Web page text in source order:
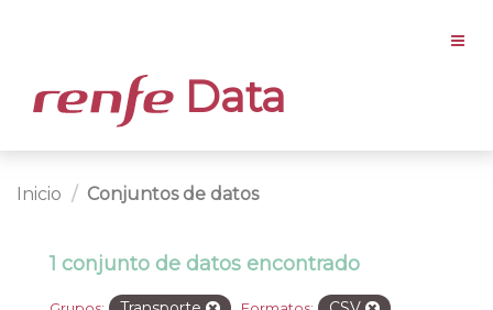
Data
Inicio Conjuntos de datos
1 conjunto de datos encontrado